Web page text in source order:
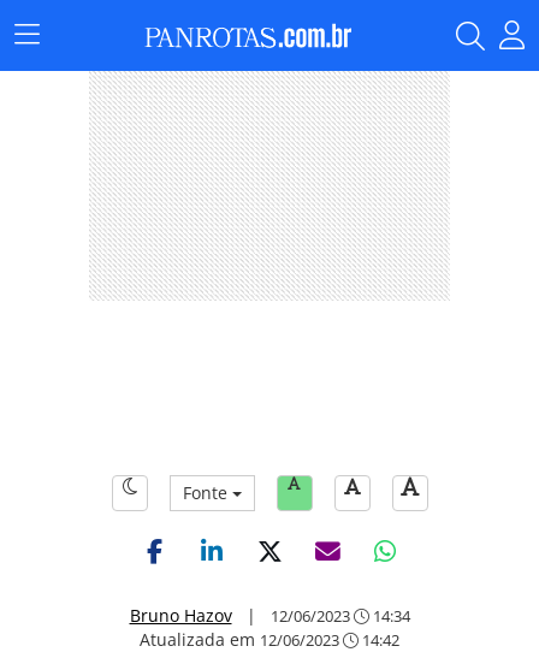
Menu
Principal
Fonte
Bruno Hazov| 12/06/2023 14:34
Atualizada em 12/06/2023 14:42